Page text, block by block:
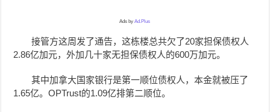
Ads byAd.Plus
接管方这周发了通告，这栋楼总共欠了20家担保债权人
2.86亿加元，外加几十家无担保债权人的600万加元。
其中加拿大国家银行是第一顺位债权人，本金就被压了
1.65亿。OPTrust的1.09亿排第二顺位。